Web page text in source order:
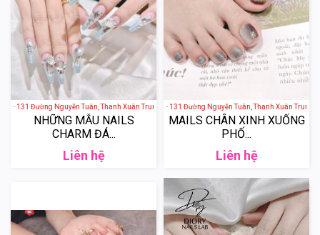
- 131 Đường Nguyễn Tuân, Thanh Xuân Trung, Thanh Xuân, Hà Nội, Việt Nam
NHỮNG MẪU NAILS
CHARM ĐÁ...
Liên hệ
LAMIA beauty boutique - 131 Đường Nguyễn Tuân, Thanh Xuân Trung,
MAILS CHÂN XINH XUỐNG
PHỐ...
Liên hệ